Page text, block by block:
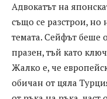
Адвокатът на
също се разстрои,
темата. Сейфът беше
празен, тъй като
Жалко е, че
обичан от цяла